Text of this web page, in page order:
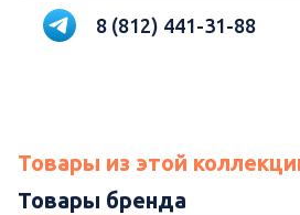
8 (812) 441-31-88
Товары из этой
Товары бренда